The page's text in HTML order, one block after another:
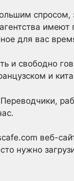
имеют
для вас
и свободно
и
веб-
нужно